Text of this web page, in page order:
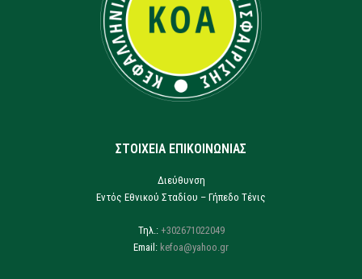
ΣΤΟΙΧΕΙΑ ΕΠΙΚΟΙΝΩΝΙΑΣ
Διεύθυνση
Εντός Εθνικού Σταδίου – Γήπεδο Τένις
Τηλ.: +302671022049
Email: kefoa@yahoo.gr